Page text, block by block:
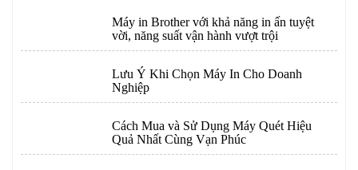
Máy in Brother với khả năng in ấn tuyệt
vời, năng suất vận hành vượt trội
Lưu Ý Khi Chọn Máy In Cho Doanh
Nghiệp
Cách Mua và Sử Dụng Máy Quét Hiệu
Quả Nhất Cùng Vạn Phúc